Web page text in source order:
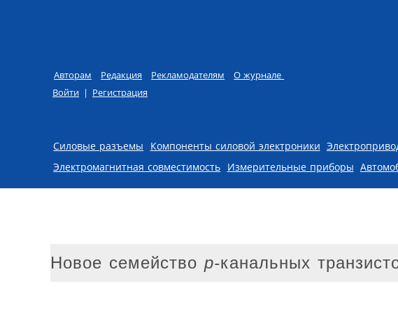
Авторам Редакция Рекламодателям
О журнале
Войти | Регистрация
Skip to content
Силовые разъемы Компоненты силовой электроники
Электромагнитная совместимость Измерительные приборы
Новое семейство p-канальных